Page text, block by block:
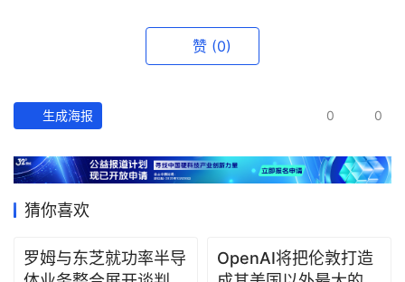
经
数
据
研
赞 (0)
生成海报 0 0
猜你喜欢
罗姆与东芝就功率半导
OpenAI将把伦敦打造